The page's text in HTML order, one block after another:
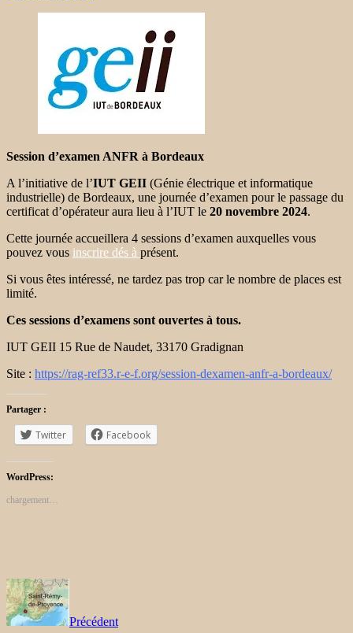
Session d’examen ANFR à Bordeaux
A l’initiative de l’IUT GEII (Génie électrique et informatique
industrielle) de Bordeaux, une journée d’examen pour le passage du
certificat d’opérateur aura lieu à l’IUT le 20 novembre 2024.
Cette journée accueillera 4 sessions d’examen auxquelles vous
pouvez vous inscrire dés à présent.
Si vous êtes intéressé, ne tardez pas trop car le nombre de places est
limité.
Ces sessions d’examens sont ouvertes à tous.
IUT GEII 15 Rue de Naudet, 33170 Gradignan
Site : https://rag-ref33.r-e-f.org/session-dexamen-anfr-a-bordeaux/
Partager :
Twitter Facebook
WordPress:
chargement…
Précédent